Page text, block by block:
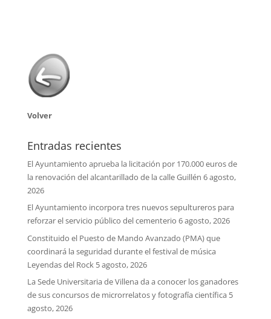
Volver
Entradas recientes
El Ayuntamiento aprueba la licitación por 170.000 euros de
la renovación del alcantarillado de la calle Guillén 6 agosto,
2026
El Ayuntamiento incorpora tres nuevos sepultureros para
reforzar el servicio público del cementerio 6 agosto, 2026
Constituido el Puesto de Mando Avanzado (PMA) que
coordinará la seguridad durante el festival de música
Leyendas del Rock 5 agosto, 2026
La Sede Universitaria de Villena da a conocer los ganadores
de sus concursos de microrrelatos y fotografía científica 5
agosto, 2026